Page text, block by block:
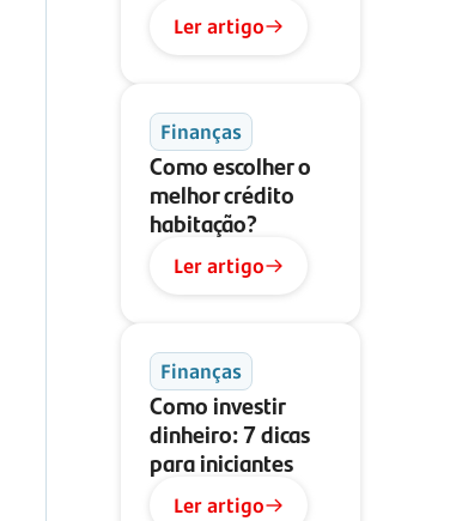
Ler artigo
Finanças
Como escolher o
melhor crédito
habitação?
Ler artigo
Finanças
Como investir
dinheiro: 7 dicas
para iniciantes
Ler artigo